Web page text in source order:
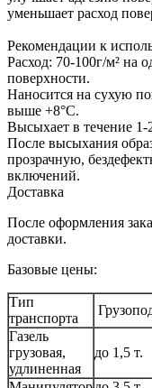
уменьшает расход
Рекомендации к
Расход: 70-100г/м² на
поверхности.
Наносится на сухую
выше +8°С.
Высыхает в течение 1-
После высыхания
прозрачную,
включений.
Доставка
После оформления
доставки.
Базовые цены:
Тип
транспорта
Газель
грузовая,
удлиненная
до 1,5 т.